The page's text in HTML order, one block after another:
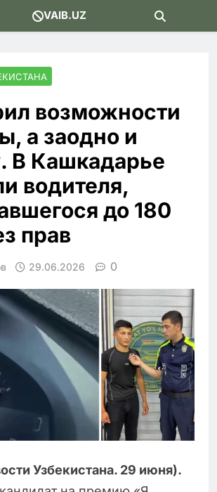
VAIB.UZ
возможности
а заодно и
В Кашкадарье
водителя,
до 180
прав
29.06.2026 0
Узбекистана. 29 июня).